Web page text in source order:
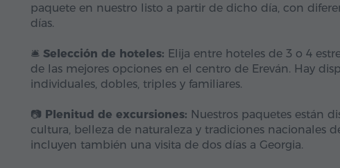
paquete en nuestro listo a partir de dicho día, con
días.
🛎️ Selección de hoteles: Elija entre hoteles de 3 o 4
de las mejores opciones en el centro de Ereván. Hay
individuales, dobles, triples y familiares.
📷 Plenitud de excursiones: Nuestros paquetes están
cultura, belleza de naturaleza y tradiciones nacionales
incluyen también una visita de dos días a Georgia.